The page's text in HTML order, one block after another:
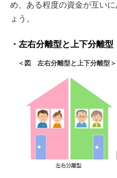
め、ある程度の資金が互い
ょう。
左右分離型と上下分離型
＜図 左右分離型と上下分離型＞